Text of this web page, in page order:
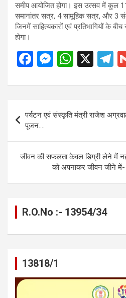
समीप आयोजित होगा। इस उत्सव में कुल
समानांतर सत्र, 4 सामूहिक सत्र, और 3
जिनमें साहित्यकारों एवं प्रतिभागियों के
होगा।
F
ce
o
o
k
M
se
n
g
er
W
at
s
A
p
p
X
T
e
a
Post
navigation
पर्यटन एवं संस्कृति मंत्री राजेश
पूजन….
जीवन की सफलता केवल डिग्री लेने में
को अपनाकर जीवन जीने में-
R.O.No :- 13954/34
13818/1